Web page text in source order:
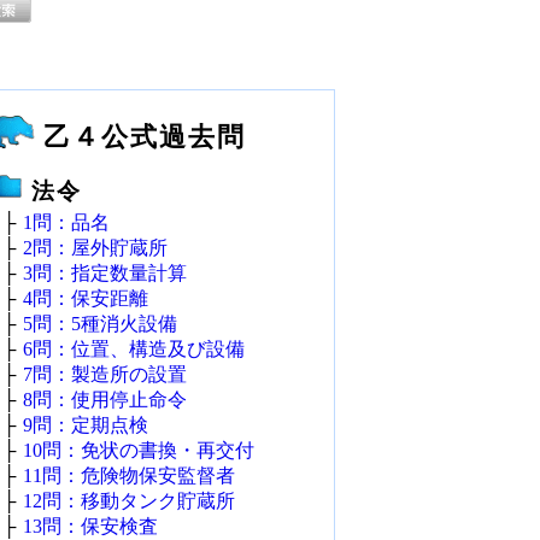
乙４公式過去問
法令
├ 1問：品名
├ 2問：屋外貯蔵所
├ 3問：指定数量計算
├ 4問：保安距離
├ 5問：5種消火設備
├ 6問：位置、構造及び設備
├ 7問：製造所の設置
├ 8問：使用停止命令
├ 9問：定期点検
├ 10問：免状の書換・再交付
├ 11問：危険物保安監督者
├ 12問：移動タンク貯蔵所
├ 13問：保安検査